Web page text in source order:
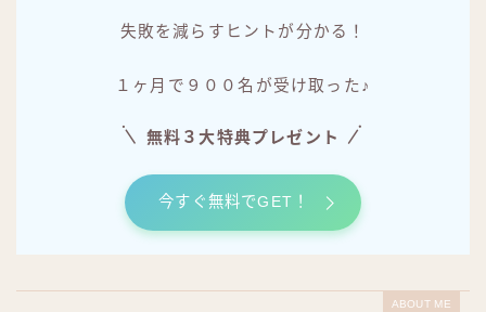
失敗を減らすヒントが分かる！
１ヶ月で９００名が受け取った♪
無料３大特典プレゼント
今すぐ無料でGET！
ABOUT ME